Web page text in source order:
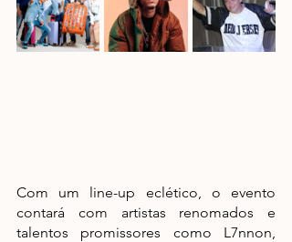
Com um line-up eclético, o evento
contará com artistas renomados e
talentos promissores como L7nnon,